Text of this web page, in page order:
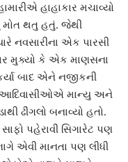
હાહાકાર મચાવ્યો
મોત થતુ હતું. જેથી
નવસારીના એક પારસી
મુક્યો કે એક માણસના
બાદ એને નજીકની
ઓએ માન્યુ અને
ઢીંગલો બનાવ્યો હતો.
પહેરાવી સિગારેટ પણ
એવી માનતા પણ લીધી